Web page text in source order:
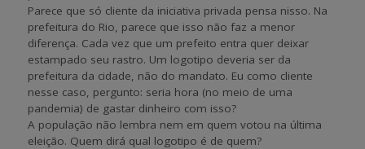
Parece que só cliente da iniciativa privada pensa nisso. Na
prefeitura do Rio, parece que isso não faz a menor
diferença. Cada vez que um prefeito entra quer deixar
estampado seu rastro. Um logotipo deveria ser da
prefeitura da cidade, não do mandato. Eu como cliente
nesse caso, pergunto: seria hora (no meio de uma
pandemia) de gastar dinheiro com isso?
A população não lembra nem em quem votou na última
eleição. Quem dirá qual logotipo é de quem?